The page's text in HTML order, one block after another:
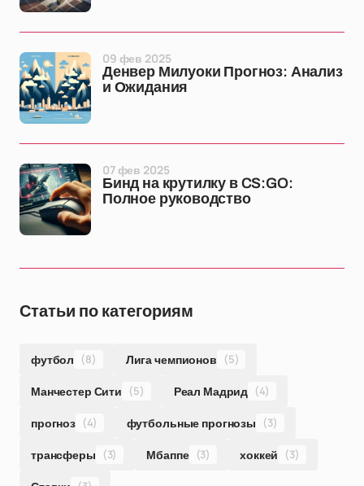
Денвер Милуоки Прогноз: Анализ
и Ожидания
09 фев 2025
Бинд на крутилку в CS:GO:
Полное руководство
07 фев 2025
Статьи по категориям
футбол (8) Лига чемпионов (5)
Манчестер Сити (5) Реал Мадрид (4)
прогноз (4) футбольные прогнозы (3)
трансферы (3) Мбаппе (3) хоккей (3)